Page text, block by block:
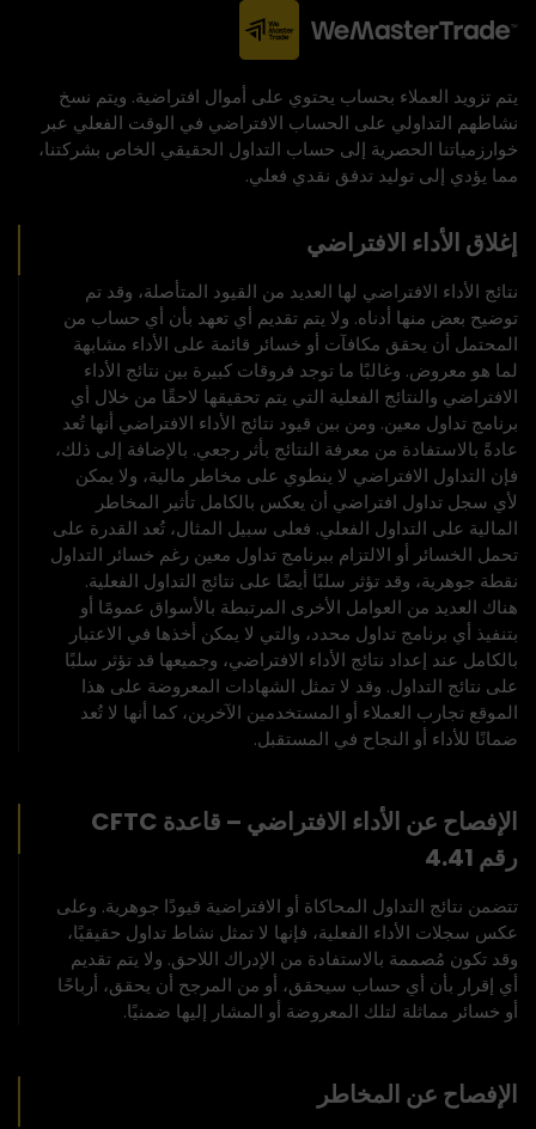
يتم تزويد العملاء بحساب يحتوي على أموال افتراضية. ويتم نسخ
نشاطهم التداولي على الحساب الافتراضي في الوقت الفعلي عبر
خوارزمياتنا الحصرية إلى حساب التداول الحقيقي الخاص بشركتنا،
مما يؤدي إلى توليد تدفق نقدي فعلي.
إغلاق الأداء الافتراضي
نتائج الأداء الافتراضي لها العديد من القيود المتأصلة، وقد تم
توضيح بعض منها أدناه. ولا يتم تقديم أي تعهد بأن أي حساب من
المحتمل أن يحقق مكافآت أو خسائر قائمة على الأداء مشابهة
لما هو معروض. وغالبًا ما توجد فروقات كبيرة بين نتائج الأداء
الافتراضي والنتائج الفعلية التي يتم تحقيقها لاحقًا من خلال أي
برنامج تداول معين. ومن بين قيود نتائج الأداء الافتراضي أنها تُعد
عادةً بالاستفادة من معرفة النتائج بأثر رجعي. بالإضافة إلى ذلك،
فإن التداول الافتراضي لا ينطوي على مخاطر مالية، ولا يمكن
لأي سجل تداول افتراضي أن يعكس بالكامل تأثير المخاطر
المالية على التداول الفعلي. فعلى سبيل المثال، تُعد القدرة على
تحمل الخسائر أو الالتزام ببرنامج تداول معين رغم خسائر التداول
نقطة جوهرية، وقد تؤثر سلبًا أيضًا على نتائج التداول الفعلية.
هناك العديد من العوامل الأخرى المرتبطة بالأسواق عمومًا أو
بتنفيذ أي برنامج تداول محدد، والتي لا يمكن أخذها في الاعتبار
بالكامل عند إعداد نتائج الأداء الافتراضي، وجميعها قد تؤثر سلبًا
على نتائج التداول. وقد لا تمثل الشهادات المعروضة على هذا
الموقع تجارب العملاء أو المستخدمين الآخرين، كما أنها لا تُعد
ضمانًا للأداء أو النجاح في المستقبل.
الإفصاح عن الأداء الافتراضي – قاعدة CFTC
رقم 4.41
تتضمن نتائج التداول المحاكاة أو الافتراضية قيودًا جوهرية. وعلى
عكس سجلات الأداء الفعلية، فإنها لا تمثل نشاط تداول حقيقيًا،
وقد تكون مُصممة بالاستفادة من الإدراك اللاحق. ولا يتم تقديم
أي إقرار بأن أي حساب سيحقق، أو من المرجح أن يحقق، أرباحًا
أو خسائر مماثلة لتلك المعروضة أو المشار إليها ضمنيًا.
الإفصاح عن المخاطر